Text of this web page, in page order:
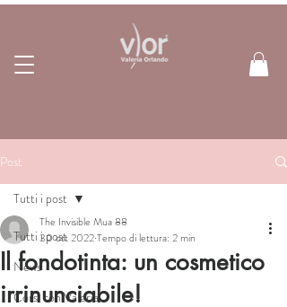
Post
Tutti i post
News
Corsi con Valeria
Tutti i post
Il fondotinta: un cosmetico
irrinunciabile!
The Invisible Mua 88
30 ott 2022Tempo di lettura: 2 min